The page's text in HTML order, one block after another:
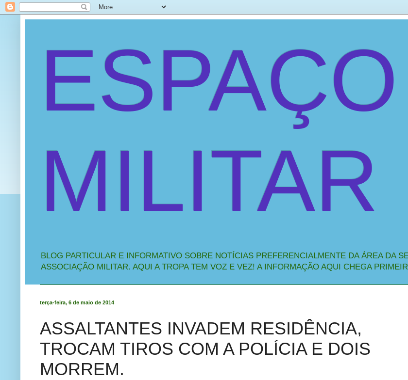
ESPAÇO
MILITAR
BLOG PARTICULAR E INFORMATIVO SOBRE NOTÍCIAS PREFERENCIALMENTE DA ÁREA DA
ASSOCIAÇÃO MILITAR. AQUI A TROPA TEM VOZ E VEZ! A INFORMAÇÃO AQUI CHEGA
terça-feira, 6 de maio de 2014
ASSALTANTES INVADEM RESIDÊNCIA,
TROCAM TIROS COM A POLÍCIA E DOIS
MORREM.